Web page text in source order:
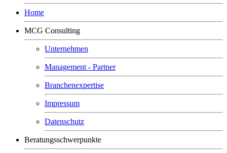
Home
MCG Consulting
Unternehmen
Management - Partner
Branchenexpertise
Impressum
Datenschutz
Beratungsschwerpunkte